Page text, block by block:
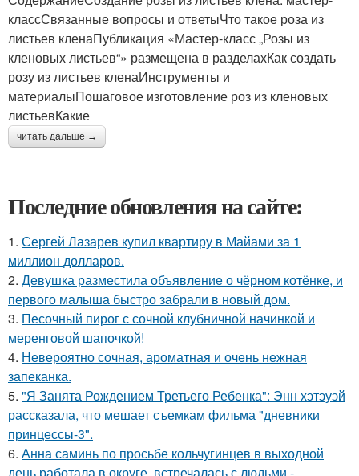
классСвязанные вопросы и ответыЧто такое роза из
листьев кленаПубликация «Мастер-класс „Розы из
кленовых листьев“» размещена в разделахКак создать
розу из листьев кленаИнструменты и
материалыПошаговое изготовление роз из кленовых
листьевКакие
читать дальше →
Последние обновления на сайте:
1. Сергей Лазарев купил квартиру в Майами за 1
миллион долларов.
2. Девушка разместила объявление о чёрном котёнке, и
первого малыша быстро забрали в новый дом.
3. Песочный пирог с сочной клубничной начинкой и
меренговой шапочкой!
4. Невероятно сочная, ароматная и очень нежная
запеканка.
5. "Я Занята Рождением Третьего Ребенка": Энн хэтэуэй
рассказала, что мешает съемкам фильма "дневники
принцессы-3".
6. Анна саминь по просьбе кольчугинцев в выходной